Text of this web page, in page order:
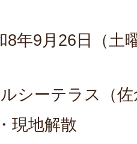
9月26日（土曜
シーテラス（
地解散